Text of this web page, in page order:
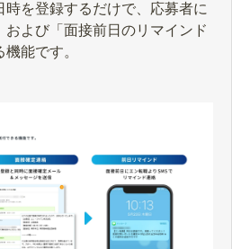
を登録するだけで、応募者に
および「面接前日のリマインド
能です。